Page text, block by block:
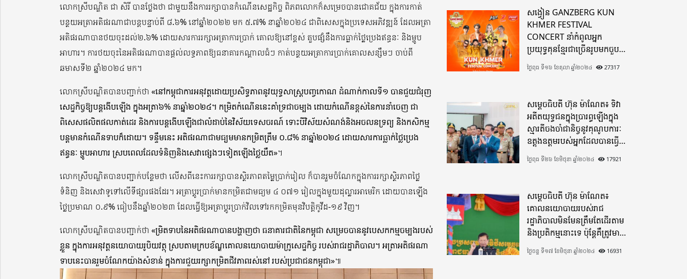
លោកស្រីបណ្ឌិត ជា សិរី បានថ្លែងថា ជាមួយនឹងការរក្សាបានកំណើនសេដ្ឋកិច្ច ពិភពលោកក៏សម្រេចបានជោគជ័យ ក្នុងការកាត់
បន្ថយអត្រាអតិផរណាជាបន្តបន្ទាប់ពី ៨.៦% នៅឆ្នាំ២០២២ មក ៥.៧% នាឆ្នាំ២០២៤ ជាពិសេសក្នុងប្រទេសអភិវឌ្ឍន៍ ដែលអត្រា
អតិផរណាបានថយចុះដល់២.៦% ដោយសារការរក្សាអត្រាការប្រាក់ គោលឱ្យនៅខ្ពស់ គួបផ្សំនឹងការធ្លាក់ថ្លៃប្រេងឥន្ធនៈ និងម្ហូប
អាហារ។ ការថយចុះនៃអតិផរណាបានផ្តល់លទ្ធភាពឱ្យធនាគារកណ្តាលធំៗ កាត់បន្ថយអត្រាការប្រាក់គោលសន្សឹមៗ ចាប់ពី
ឆមាសទី២ ឆ្នាំ២០២៤ មក។
លោកស្រីបណ្ឌិតបានបញ្ជាក់ថា «នៅកម្ពុជាការអនុវត្តដោយប្រសិទ្ធភាពនូវយុទ្ធសាស្រ្តបញ្ចកោណ ដំណាក់កាលទី១ បានជួយជំរុញ
សេដ្ឋកិច្ចឱ្យបន្តងើបឡើង ក្នុងអត្រា៦% នាឆ្នាំ២០២៤។ កម្រិតកំណើននេះគាំទ្រជាចម្បង ដោយកំណើនខ្ពស់នៃការនាំចេញ ជា
ពិសេសផលិតផលកាត់ដេរ និងការបន្តងើបឡើងជាលំដាប់នៃវិស័យទេសចរណ៍ ទោះបីវិស័យសំណង់និងអចលនទ្រព្យ និងកសិកម្ម
បន្តមានកំណើនទាបក៏ដោយ។ ទន្ទឹមនេះ អតិផរណាជាមធ្យមមានកម្រិតត្រឹម ០.៨% នាឆ្នាំ២០២៤ ដោយសារការធ្លាក់ថ្លៃប្រេង
ឥន្ធនៈ ម្ហូបអាហារ ស្របពេលដែលទំនិញនិងសេវាផ្សេងៗទៀតឡើងថ្លៃយឺត»។
លោកស្រីបណ្ឌិតបានបញ្ជាក់បន្ថែមថា លើសពីនេះការរក្សាបានស្ថិរភាពតម្លៃប្រាក់រៀល ក៏បានរួមចំណែកក្នុងការរក្សាស្ថិរភាពថ្លៃ
ទំនិញ និងសេវាទូទៅលើទីផ្សារផងដែរ។ អត្រាប្តូរប្រាក់មានកម្រិតជាមធ្យម ៤ ០៧១ រៀលក្នុងមួយដុល្លារអាមេរិក ដោយបានឡើង
ថ្លៃប្រមាណ ០.៩% ធៀបនឹងឆ្នាំ២០២៣ ដែលធ្វើឱ្យអត្រាប្តូរប្រាក់វិលទៅរកកម្រិតមុនវិបត្តិកូវីដ-១៩ វិញ។
លោកស្រីបណ្ឌិតបានបញ្ជាក់ថា «ម្រិតទាបនៃអតិផរណាបានបង្ហាញថា ធនាគារជាតិនៃកម្ពុជា សម្រេចបាននូវបេសកកម្មចម្បងរបស់
ខ្លួន ក្នុងការអនុវត្តនយោបាយរូបិយវត្ថុ ស្របតាមក្របខ័ណ្ឌគោលនយោបាយម៉ាក្រូសេដ្ឋកិច្ច របស់រាជរដ្ឋាភិបាល។ អត្រាអតិផរណា
ទាបនេះបានរួមចំណែកយ៉ាងសំខាន់ ក្នុងការជួយរក្សាកម្រិតជីវភាពរស់នៅ របស់ប្រជាជនកម្ពុជា»៕
សង្វៀន GANZBERG KUN
KHMER FESTIVAL
CONCERT នាំកំពូលអ្នក
ប្រយុទ្ធគុនខ្មែរជាច្រើនរូបមកចួប
គ្នាលើសង្វៀនគុនខ្មែរតែមួយដ៏
អស្ចារ្យលើទឹកដីខេត្តបាត់ដំបង
ថ្ងៃពុធ ទី១៦ ខែតុលា ឆ្នាំ២០២៤ 27317
សម្តេចធិបតី ហ៊ុន ម៉ាណែត៖ ទិវា
អតីតយុទ្ធជនក្នុងប្រារព្ធឡើងក្នុង
ស្មារតីចងចាំជានិច្ចនូវគុណូបការៈ
ឧត្តុងឧត្តមរបស់អ្នកដែលបានធ្វើ
មហាពលីកម្ម
ថ្ងៃពុធ ទី២៦ ខែមិថុនា ឆ្នាំ២០២៤ 17921
សម្តេចធិបតី ហ៊ុន ម៉ាណែត៖
គោលនយោបាយរបស់រាជ
រដ្ឋាភិបាលមិនមែនត្រឹមតែដើរតាម
និងប្រតិកម្មនោះទេ ប៉ុន្តែគឺត្រូវមាន
ភាពបុរេសកម្ម
ថ្ងៃចន្ទ ទី១៧ ខែមិថុនា ឆ្នាំ២០២៤ 16931